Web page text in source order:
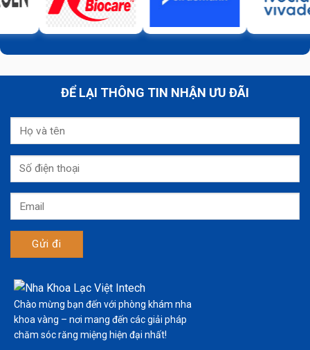
ĐỂ LẠI THÔNG TIN NHẬN ƯU ĐÃI
Chào mừng bạn đến với phòng khám nha
khoa vàng – nơi mang đến các giải pháp
chăm sóc răng miệng hiện đại nhất!